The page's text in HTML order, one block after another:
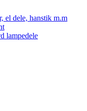
el dele, hanstik m.m
lampedele